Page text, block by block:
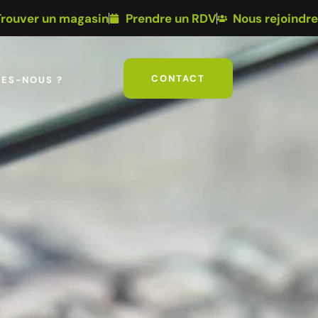
un magasin Prendre un RDV Nous rejoindre
NOUS ? CONTACT